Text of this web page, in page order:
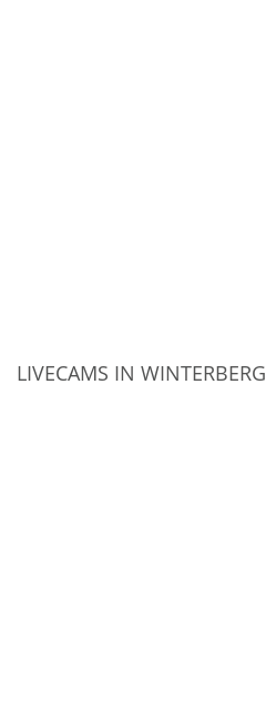
LIVECAMS IN WINTERBERG